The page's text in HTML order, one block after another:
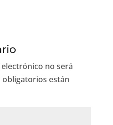
no será
obligatorios están